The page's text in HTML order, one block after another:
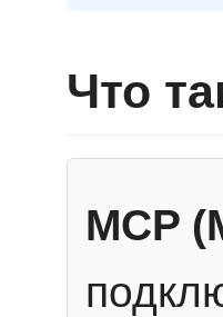
Что
MCP